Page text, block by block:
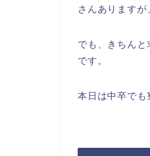
さんありますが
でも、きちんと
です。
本日は中卒でも